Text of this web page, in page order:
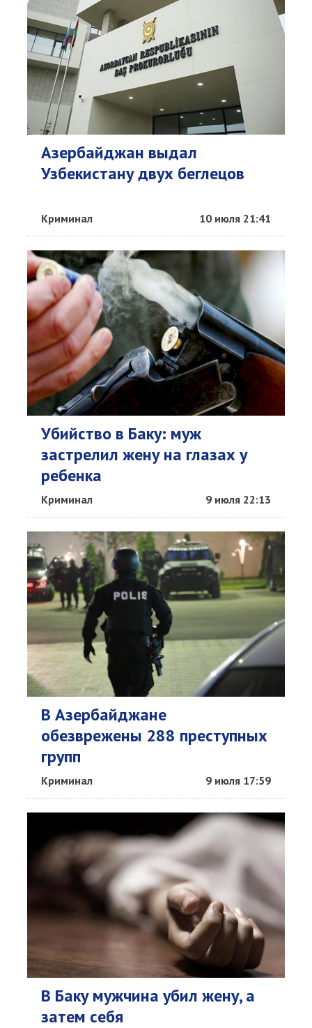
Азербайджан выдал
Узбекистану двух беглецов
Криминал 10 июля 21:41
Убийство в Баку: муж
застрелил жену на глазах у
ребенка
Криминал 9 июля 22:13
В Азербайджане
обезврежены 288 преступных
групп
Криминал 9 июля 17:59
В Баку мужчина убил жену, а
затем себя